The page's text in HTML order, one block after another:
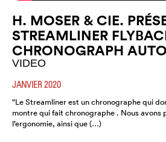
H. MOSER & CIE.
STREAMLINER
CHRONOGRAPH
VIDEO
JANVIER 2020
"Le Streamliner est un chronographe qui
montre qui fait chronographe . Nous avons
l’ergonomie, ainsi que (…)